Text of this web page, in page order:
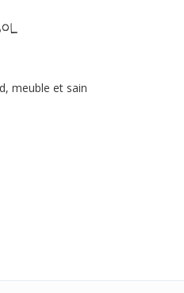
meuble et sain